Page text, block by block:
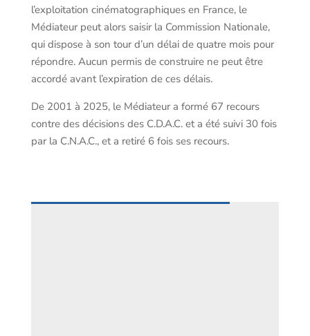
l’exploitation cinématographiques en France, le
Médiateur peut alors saisir la Commission Nationale,
qui dispose à son tour d’un délai de quatre mois pour
répondre. Aucun permis de construire ne peut être
accordé avant l’expiration de ces délais.
De 2001 à 2025, le Médiateur a formé 67 recours
contre des décisions des C.D.A.C. et a été suivi 30 fois
par la C.N.A.C., et a retiré 6 fois ses recours.